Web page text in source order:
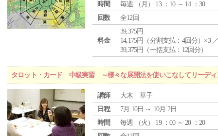
時間
毎週 （ 月 ） 13 ：10 ～ 14 ：30
回数
全12回
料金
39,375円
14,175円（分割支払：4回分）×3
39,375円（一括支払：12回分）
タロット・カード 中級実習 ～様々な展開法を使いこなしてリーディ
講師
大木 華子
日程
7月 10日 ～ 10月 2日
時間
毎週 （火 ） 19 ：00 ～ 20 ：20